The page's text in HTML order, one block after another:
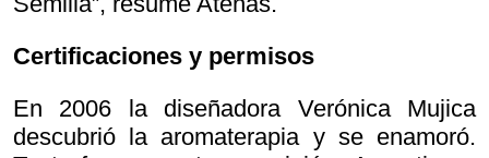
Certificaciones y permisos
En 2006 la diseñadora Verónica Mujica
descubrió la aromaterapia y se enamoró.